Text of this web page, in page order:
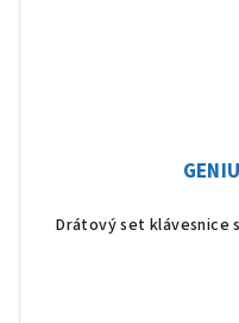
Drátový set klávesnice